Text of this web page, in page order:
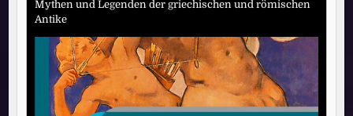
Mythen und Legenden der griechischen und römischen
Antike